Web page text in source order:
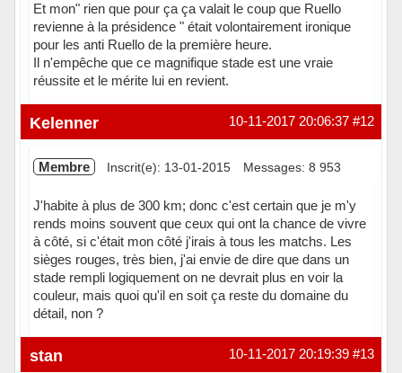
Et mon" rien que pour ça ça valait le coup que Ruello
revienne à la présidence " était volontairement ironique
pour les anti Ruello de la première heure.
Il n'empêche que ce magnifique stade est une vraie
réussite et le mérite lui en revient.
#12
10-11-2017 20:06:37
Kelenner
Membre Inscrit(e): 13-01-2015 Messages: 8 953
J'habite à plus de 300 km; donc c'est certain que je m'y
rends moins souvent que ceux qui ont la chance de vivre
à côté, si c'était mon côté j'irais à tous les matchs. Les
sièges rouges, très bien, j'ai envie de dire que dans un
stade rempli logiquement on ne devrait plus en voir la
couleur, mais quoi qu'il en soit ça reste du domaine du
détail, non ?
Hors ligne #13
10-11-2017 20:19:39
stan